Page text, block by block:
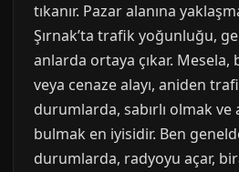
tıkanır. Pazar alanına
Şırnak’ta trafik yoğunluğu,
anlarda ortaya çıkar.
veya cenaze alayı, aniden
durumlarda, sabırlı olmak
bulmak en iyisidir. Ben
durumlarda, radyoyu açar,